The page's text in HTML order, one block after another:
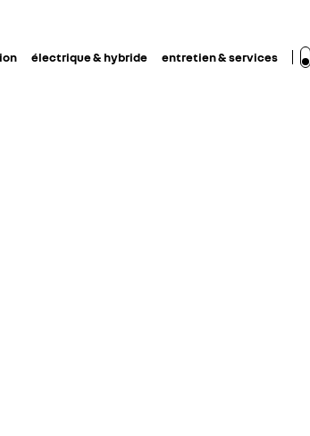
électrique & hybride entretien & services